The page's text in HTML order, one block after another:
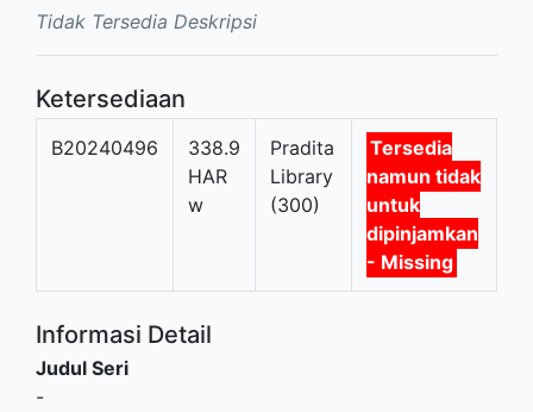
Tidak Tersedia Deskripsi
Ketersediaan
B20240496
338.9
HAR
w
Pradita
Library
(300)
Tersedia
namun tidak
untuk
dipinjamkan
- Missing
Informasi Detail
Judul Seri
-